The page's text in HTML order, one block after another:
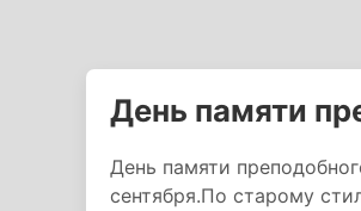
День памяти
День памяти
сентября.По старому